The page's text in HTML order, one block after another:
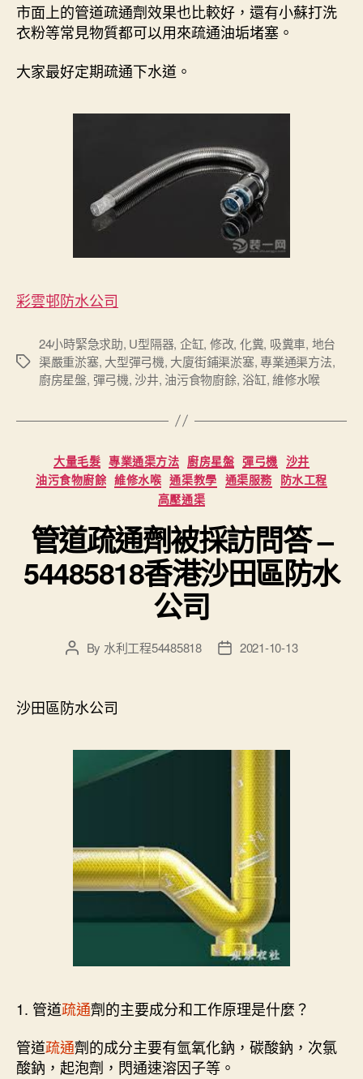
市面上的管道疏通劑效果也比較好，還有小蘇打洗
衣粉等常見物質都可以用來疏通油垢堵塞。
大家最好定期疏通下水道。
彩雲邨防水公司
Tags
24小時緊急求助, U型隔器, 企缸, 修改, 化糞, 吸糞車, 地台
渠嚴重淤塞, 大型彈弓機, 大廈街鋪渠淤塞,專業通渠方法,
廚房星盤, 彈弓機,沙井, 油污食物廚餘, 浴缸,維修水喉
Categories
大量毛髮 專業通渠方法 廚房星盤 彈弓機 沙井
油污食物廚餘 維修水喉 通渠教學 通渠服務 防水工程
高壓通渠
管道疏通劑被採訪問答 –
54485818香港沙田區防水
公司
PostBy 水利工程54485818
Post2021-10-13
沙田區防水公司
1. 管道疏通劑的主要成分和工作原理是什麼？
管道疏通劑的成分主要有氫氧化鈉，碳酸鈉，次氯
酸鈉，起泡劑，閃通速溶因子等。